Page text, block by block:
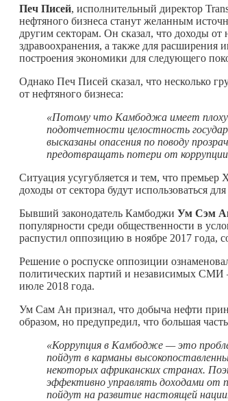
Печ Писей, исполнительный директор
нефтяного бизнеса станут желанным
другим секторам. Он сказал, что доходы
здравоохранения, а также для расширения
построения экономики для следующего
Однако Печ Писей сказал, что несколько
от нефтяного бизнеса:
«Потому что Камбоджа имеет
подотчетности целостность
высказаны опасения по поводу
предотвращать потери от
Ситуация усугубляется и тем, что
доходы от сектора будут использоваться
Бывший законодатель Камбоджи Ум Сэм
популярности среди общественности в
распустил оппозицию в ноябре 2017 года,
Решение о роспуске оппозиции
политических партий и независимых СМИ
июле 2018 года.
Ум Сам Ан признал, что добыча нефти
образом, но предупредил, что большая
«Коррупция в Камбодже — это
пойдут в карманы
некоторых африканских странах.
эффективно управлять доходами от
пойдут на развитие настоящей